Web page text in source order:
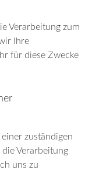
Verarbeitung zum
Ihre
für diese Zwecke
zuständigen
Verarbeitung
uns zu